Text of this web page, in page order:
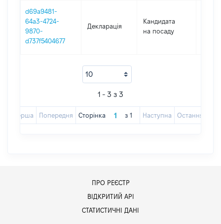
d69a9481-
64a3-4724-
9870-
d737f5404677
Декларація
Кандидата
на посаду
1 - 3 з 3
Перша Попередня Сторінка з 1 Наступна Остання
ПРО РЕЄСТР
ВІДКРИТИЙ АРІ
СТАТИСТИЧНІ ДАНІ